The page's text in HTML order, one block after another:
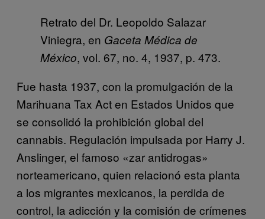
Retrato del Dr. Leopoldo Salazar
Viniegra, en Gaceta Médica de
México, vol. 67, no. 4, 1937, p. 473.
Fue hasta 1937, con la promulgación de la
Marihuana Tax Act en Estados Unidos que
se consolidó la prohibición global del
cannabis. Regulación impulsada por Harry J.
Anslinger, el famoso «zar antidrogas»
norteamericano, quien relacionó esta planta
a los migrantes mexicanos, la perdida de
control, la adicción y la comisión de crímenes